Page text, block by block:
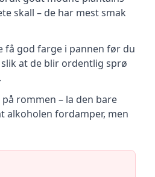
skall – de har mest smak
få god farge i pannen før du
at de blir ordentlig sprø
rommen – la den bare
alkoholen fordamper, men